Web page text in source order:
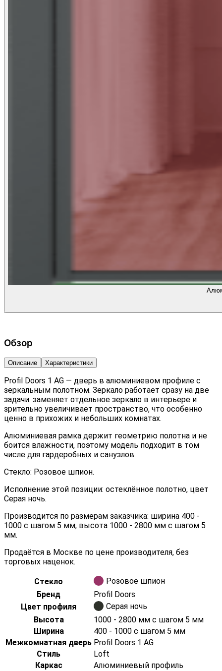
Обзор
Описание Характеристики
Profil Doors 1 AG — дверь в алюминиевом профиле с
зеркальным полотном. Зеркало работает сразу на две
задачи: заменяет отдельное зеркало в интерьере и
зрительно увеличивает пространство, что особенно
ценно в прихожих и небольших комнатах.
Алюминиевая рамка держит геометрию полотна и не
боится влажности, поэтому модель подходит в том
числе для гардеробных и санузлов.
Стекло: Розовое шпион.
Исполнение этой позиции: остеклённое полотно, цвет
Серая ночь.
Производится по размерам заказчика: ширина 400 -
1000 с шагом 5 мм, высота 1000 - 2800 мм с шагом 5
мм.
Продаётся в Москве по цене производителя, без
торговых наценок.
Стекло
Розовое шпион
Бренд
Profil Doors
Цвет профиля
Серая ночь
Высота
1000 - 2800 мм с шагом 5 мм
Ширина
400 - 1000 с шагом 5 мм
Межкомнатная дверь Profil Doors 1 AG
Стиль
Loft
Каркас
Алюминиевый профиль